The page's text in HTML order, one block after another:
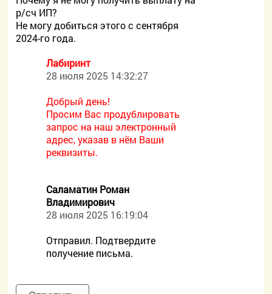
р/сч ИП?
Не могу добиться этого с сентября
2024-го года.
Лабиринт
28 июля 2025 14:32:27
Добрый день!
Просим Вас продублировать
запрос на наш электронный
адрес, указав в нём Ваши
реквизиты.
Саламатин Роман
Владимирович
28 июля 2025 16:19:04
Отправил. Подтвердите
получение письма.